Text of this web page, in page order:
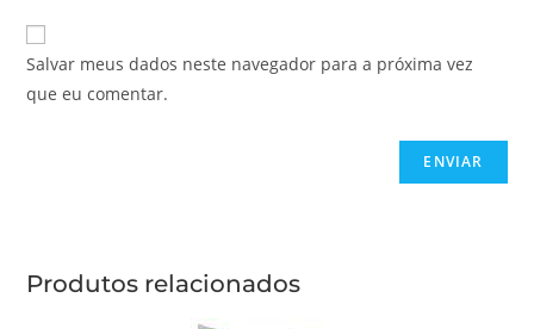
Salvar meus dados neste navegador para a próxima vez
que eu comentar.
Produtos relacionados